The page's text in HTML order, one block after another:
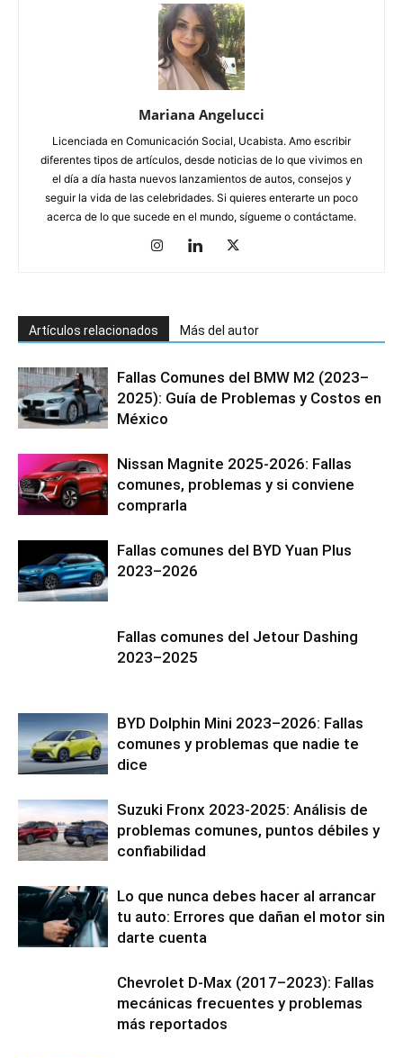
Mariana Angelucci
Licenciada en Comunicación Social, Ucabista. Amo escribir
diferentes tipos de artículos, desde noticias de lo que vivimos en
el día a día hasta nuevos lanzamientos de autos, consejos y
seguir la vida de las celebridades. Si quieres enterarte un poco
acerca de lo que sucede en el mundo, sígueme o contáctame.
Artículos relacionados Más del autor
Fallas Comunes del BMW M2 (2023–
2025): Guía de Problemas y Costos en
México
Nissan Magnite 2025-2026: Fallas
comunes, problemas y si conviene
comprarla
Fallas comunes del BYD Yuan Plus
2023–2026
Fallas comunes del Jetour Dashing
2023–2025
BYD Dolphin Mini 2023–2026: Fallas
comunes y problemas que nadie te
dice
Suzuki Fronx 2023-2025: Análisis de
problemas comunes, puntos débiles y
confiabilidad
Lo que nunca debes hacer al arrancar
tu auto: Errores que dañan el motor sin
darte cuenta
Chevrolet D-Max (2017–2023): Fallas
mecánicas frecuentes y problemas
más reportados